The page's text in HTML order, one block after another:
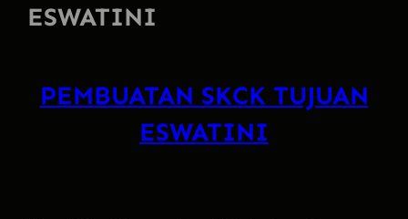
ESWATINI
PEMBUATAN SKCK TUJUAN
ESWATINI